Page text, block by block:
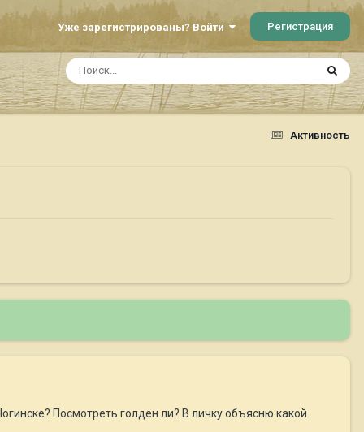
Уже зарегистрированы? Войти Регистрация
Активность
Посмотреть голден ли? В личку объясню какой